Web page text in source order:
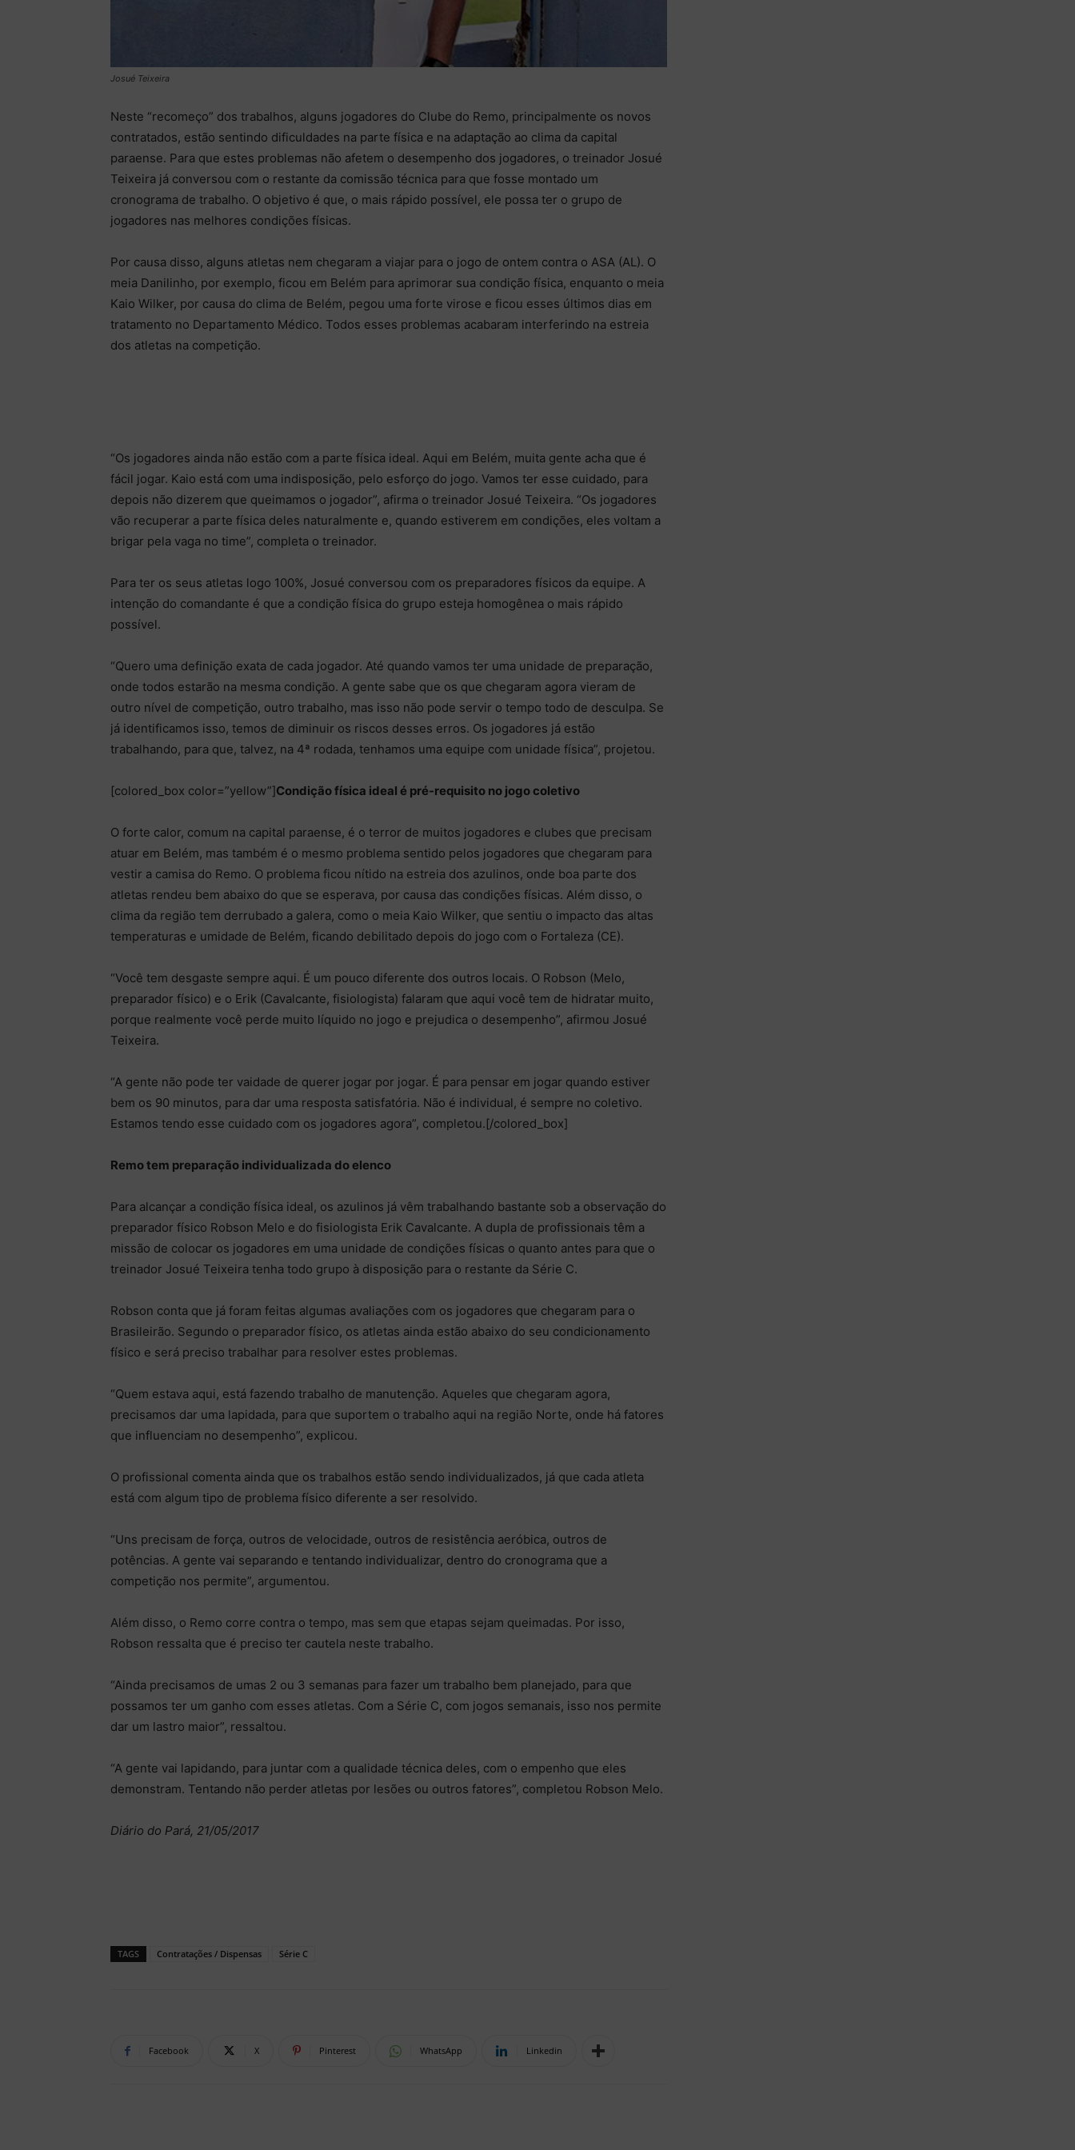
Josué Teixeira
Neste “recomeço” dos trabalhos, alguns jogadores do Clube do Remo, principalmente os novos
contratados, estão sentindo dificuldades na parte física e na adaptação ao clima da capital
paraense. Para que estes problemas não afetem o desempenho dos jogadores, o treinador Josué
Teixeira já conversou com o restante da comissão técnica para que fosse montado um
cronograma de trabalho. O objetivo é que, o mais rápido possível, ele possa ter o grupo de
jogadores nas melhores condições físicas.
Por causa disso, alguns atletas nem chegaram a viajar para o jogo de ontem contra o ASA (AL). O
meia Danilinho, por exemplo, ficou em Belém para aprimorar sua condição física, enquanto o meia
Kaio Wilker, por causa do clima de Belém, pegou uma forte virose e ficou esses últimos dias em
tratamento no Departamento Médico. Todos esses problemas acabaram interferindo na estreia
dos atletas na competição.
“Os jogadores ainda não estão com a parte física ideal. Aqui em Belém, muita gente acha que é
fácil jogar. Kaio está com uma indisposição, pelo esforço do jogo. Vamos ter esse cuidado, para
depois não dizerem que queimamos o jogador”, afirma o treinador Josué Teixeira. “Os jogadores
vão recuperar a parte física deles naturalmente e, quando estiverem em condições, eles voltam a
brigar pela vaga no time”, completa o treinador.
Para ter os seus atletas logo 100%, Josué conversou com os preparadores físicos da equipe. A
intenção do comandante é que a condição física do grupo esteja homogênea o mais rápido
possível.
“Quero uma definição exata de cada jogador. Até quando vamos ter uma unidade de preparação,
onde todos estarão na mesma condição. A gente sabe que os que chegaram agora vieram de
outro nível de competição, outro trabalho, mas isso não pode servir o tempo todo de desculpa. Se
já identificamos isso, temos de diminuir os riscos desses erros. Os jogadores já estão
trabalhando, para que, talvez, na 4ª rodada, tenhamos uma equipe com unidade física”, projetou.
[colored_box color=”yellow”]Condição física ideal é pré-requisito no jogo coletivo
O forte calor, comum na capital paraense, é o terror de muitos jogadores e clubes que precisam
atuar em Belém, mas também é o mesmo problema sentido pelos jogadores que chegaram para
vestir a camisa do Remo. O problema ficou nítido na estreia dos azulinos, onde boa parte dos
atletas rendeu bem abaixo do que se esperava, por causa das condições físicas. Além disso, o
clima da região tem derrubado a galera, como o meia Kaio Wilker, que sentiu o impacto das altas
temperaturas e umidade de Belém, ficando debilitado depois do jogo com o Fortaleza (CE).
“Você tem desgaste sempre aqui. É um pouco diferente dos outros locais. O Robson (Melo,
preparador físico) e o Erik (Cavalcante, fisiologista) falaram que aqui você tem de hidratar muito,
porque realmente você perde muito líquido no jogo e prejudica o desempenho”, afirmou Josué
Teixeira.
“A gente não pode ter vaidade de querer jogar por jogar. É para pensar em jogar quando estiver
bem os 90 minutos, para dar uma resposta satisfatória. Não é individual, é sempre no coletivo.
Estamos tendo esse cuidado com os jogadores agora”, completou.[/colored_box]
Remo tem preparação individualizada do elenco
Para alcançar a condição física ideal, os azulinos já vêm trabalhando bastante sob a observação do
preparador físico Robson Melo e do fisiologista Erik Cavalcante. A dupla de profissionais têm a
missão de colocar os jogadores em uma unidade de condições físicas o quanto antes para que o
treinador Josué Teixeira tenha todo grupo à disposição para o restante da Série C.
Robson conta que já foram feitas algumas avaliações com os jogadores que chegaram para o
Brasileirão. Segundo o preparador físico, os atletas ainda estão abaixo do seu condicionamento
físico e será preciso trabalhar para resolver estes problemas.
“Quem estava aqui, está fazendo trabalho de manutenção. Aqueles que chegaram agora,
precisamos dar uma lapidada, para que suportem o trabalho aqui na região Norte, onde há fatores
que influenciam no desempenho”, explicou.
O profissional comenta ainda que os trabalhos estão sendo individualizados, já que cada atleta
está com algum tipo de problema físico diferente a ser resolvido.
“Uns precisam de força, outros de velocidade, outros de resistência aeróbica, outros de
potências. A gente vai separando e tentando individualizar, dentro do cronograma que a
competição nos permite”, argumentou.
Além disso, o Remo corre contra o tempo, mas sem que etapas sejam queimadas. Por isso,
Robson ressalta que é preciso ter cautela neste trabalho.
“Ainda precisamos de umas 2 ou 3 semanas para fazer um trabalho bem planejado, para que
possamos ter um ganho com esses atletas. Com a Série C, com jogos semanais, isso nos permite
dar um lastro maior”, ressaltou.
“A gente vai lapidando, para juntar com a qualidade técnica deles, com o empenho que eles
demonstram. Tentando não perder atletas por lesões ou outros fatores”, completou Robson Melo.
Diário do Pará, 21/05/2017
TAGS Contratações / Dispensas Série C
Facebook X Pinterest WhatsApp Linkedin